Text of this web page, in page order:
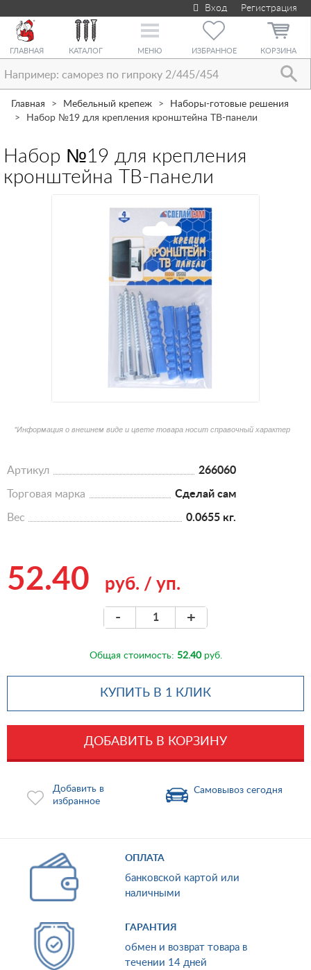
Вход Регистрация
ГЛАВНАЯ КАТАЛОГ
Toggle
МЕНЮ ИЗБРАННОЕ КОРЗИНА
Главная Мебельный крепеж
Наборы-готовые решения
Набор №19 для крепления кронштейна ТВ-панели
Набор №19 для крепления
кронштейна ТВ-панели
*Информация о внешнем виде и цвете товара носит справочный характер
Артикул 266060
Торговая марка Сделай сам
Вес 0.0655 кг.
52.40 руб. / уп.
- +
Общая стоимость: 52.40руб.
КУПИТЬ В 1 КЛИК
ДОБАВИТЬ В КОРЗИНУ
Добавить в
избранное
Самовывоз сегодня
ОПЛАТА
банковской картой или
наличными
ГАРАНТИЯ
обмен и возврат товара в
течении 14 дней